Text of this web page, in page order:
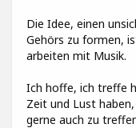
Die Idee, einen
Gehörs zu formen,
arbeiten mit Musik.
Ich hoffe, ich treffe
Zeit und Lust
gerne auch zu